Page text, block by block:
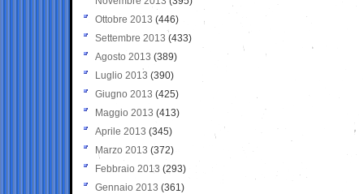
Ottobre 2013 (446)
Settembre 2013 (433)
Agosto 2013 (389)
Luglio 2013 (390)
Giugno 2013 (425)
Maggio 2013 (413)
Aprile 2013 (345)
Marzo 2013 (372)
Febbraio 2013 (293)
Gennaio 2013 (361)